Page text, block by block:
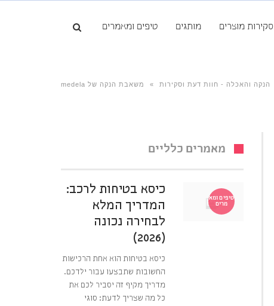
סקירות מוצרים מותגים טיפים ומאמרים
הנקה והאכלה - חוות דעת וסקירות » משאבת הנקה של medela
מאמרים כלליים
טיפים ומא
מרים
כיסא בטיחות לרכב:
המדריך המלא
לבחירה נכונה
(2026)
כיסא בטיחות הוא אחת הרכישות
החשובות שתבצעו עבור ילדכם.
מדריך מקיף זה יסביר לכם את
כל מה שצריך לדעת: סוגי